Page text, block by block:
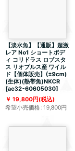
【淡水魚】【通販】超激
レア No1 ショートボデ
ィ コリドラス ロブスタ
ス リオプルス産 ワイル
ド【個体販売】(±9cm)
(生体)(熱帯魚)NKCR
[ac32-60605030]
19,800円(税込)
希望小売価格: 19,800円